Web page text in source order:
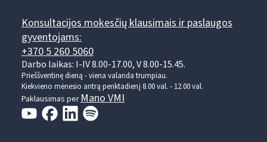
Konsultacijos mokesčių klausimais ir paslaugos
gyventojams:
+370 5 260 5060
Darbo laikas: I-IV 8.00-17.00, V 8.00-15.45.
Prieššventinę dieną - viena valanda trumpiau.
Kiekvieno mėnesio antrą penktadienį 8.00 val. - 12.00 val.
Paklausimas perMano VMI